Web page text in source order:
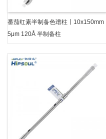
番茄红素半制备色谱柱丨10x150mm
5μm 120Å 半制备柱